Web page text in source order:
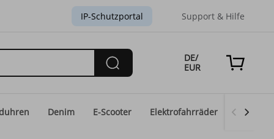
IP-Schutzportal Support & Hilfe
DE/
EUR
Denim E-Scooter Elektrofahrräder Eid-